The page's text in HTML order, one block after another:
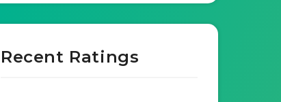
Recent Ratings